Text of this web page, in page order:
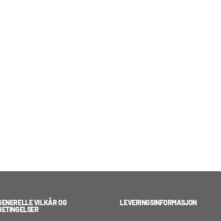
VILKÅR OG
LEVERINGSINFORMASJON